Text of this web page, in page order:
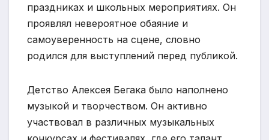
праздниках и школьных мероприятиях. Он
проявлял невероятное обаяние и
самоуверенность на сцене, словно
родился для выступлений перед публикой.
Детство Алексея Бегака было наполнено
музыкой и творчеством. Он активно
участвовал в различных музыкальных